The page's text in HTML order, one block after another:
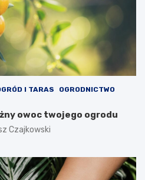
I TARAS
OGRODNICTWO
owoc twojego ogrodu
Czajkowski